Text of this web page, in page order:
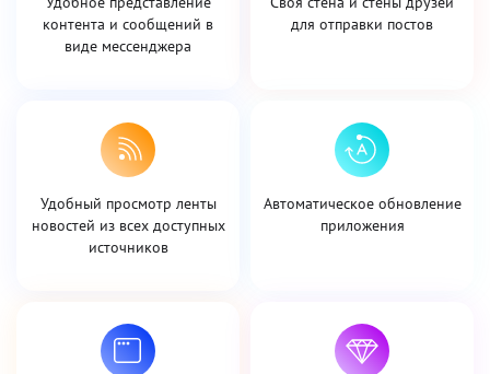
контента и сообщений в
виде мессенджера
для отправки постов
Удобный просмотр ленты
новостей из всех доступных
источников
Автоматическое обновление
приложения